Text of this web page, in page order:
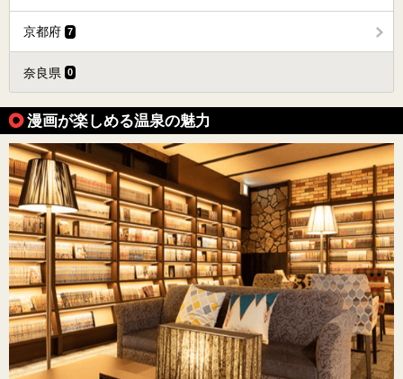
京都府 7
奈良県 0
漫画が楽しめる温泉の魅力